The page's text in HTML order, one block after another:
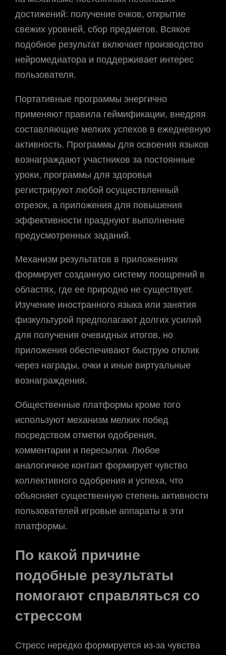
достижений: получение очков, открытие
свежих уровней, сбор предметов. Всякое
подобное результат включает производство
нейромедиатора и поддерживает интерес
пользователя.
Портативные программы энергично
применяют правила геймификации, внедряя
составляющие мелких успехов в ежедневную
активность. Программы для освоения языков
вознаграждают участников за постоянные
уроки, программы для здоровья
регистрируют любой осуществленный
отрезок, а приложения для повышения
эффективности празднуют выполнение
предусмотренных заданий.
Механизм результатов в приложениях
формирует созданную систему поощрений в
областях, где ее природно не существует.
Изучение иностранного языка или занятия
физкультурой предполагают долгих усилий
для получения очевидных итогов, но
приложения обеспечивают быструю отклик
через награды, очки и иные виртуальные
вознаграждения.
Общественные платформы кроме того
используют механизм мелких побед
посредством отметки одобрения,
комментарии и пересылки. Любое
аналогичное контакт формирует чувство
коллективного одобрения и успеха, что
объясняет существенную степень активности
пользователей игровые аппараты в эти
платформы.
По какой причине
подобные результаты
помогают справляться со
стрессом
Стресс нередко формируется из-за чувства